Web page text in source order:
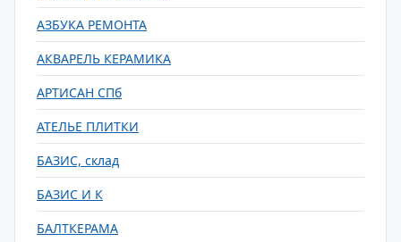
АЗБУКА РЕМОНТА
АКВАРЕЛЬ КЕРАМИКА
АРТИСАН СПб
АТЕЛЬЕ ПЛИТКИ
БАЗИС, склад
БАЗИС И К
БАЛТКЕРАМА